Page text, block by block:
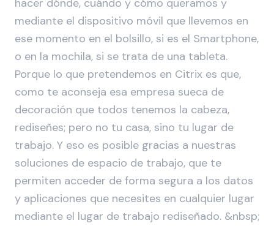
hacer dónde, cuándo y cómo queramos y
mediante el dispositivo móvil que llevemos en
ese momento en el bolsillo, si es el Smartphone,
o en la mochila, si se trata de una tableta.
Porque lo que pretendemos en Citrix es que,
como te aconseja esa empresa sueca de
decoración que todos tenemos la cabeza,
rediseñes; pero no tu casa, sino tu lugar de
trabajo. Y eso es posible gracias a nuestras
soluciones de espacio de trabajo, que te
permiten acceder de forma segura a los datos
y aplicaciones que necesites en cualquier lugar
mediante el lugar de trabajo rediseñado. &nbsp;